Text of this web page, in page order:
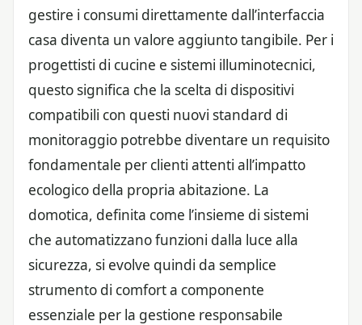
gestire i consumi direttamente dall’interfaccia
casa diventa un valore aggiunto tangibile. Per i
progettisti di cucine e sistemi illuminotecnici,
questo significa che la scelta di dispositivi
compatibili con questi nuovi standard di
monitoraggio potrebbe diventare un requisito
fondamentale per clienti attenti all’impatto
ecologico della propria abitazione. La
domotica, definita come l’insieme di sistemi
che automatizzano funzioni dalla luce alla
sicurezza, si evolve quindi da semplice
strumento di comfort a componente
essenziale per la gestione responsabile